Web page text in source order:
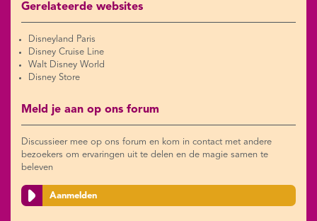
Gerelateerde websites
Disneyland Paris
Disney Cruise Line
Walt Disney World
Disney Store
Meld je aan op ons forum
Discussieer mee op ons forum en kom in contact met andere
bezoekers om ervaringen uit te delen en de magie samen te
beleven
Aanmelden